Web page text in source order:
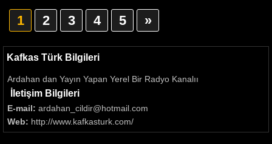
1 2 3 4 5 »
Kafkas Türk Bilgileri
Ardahan dan Yayın Yapan Yerel Bir Radyo Kanalıı
İletişim Bilgileri
E-mail: ardahan_cildir@hotmail.com
Web: http://www.kafkasturk.com/